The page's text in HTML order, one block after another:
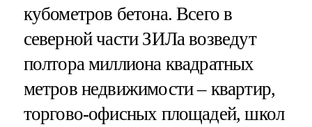
кубометров бетона. Всего в
северной части ЗИЛа возведут
полтора миллиона квадратных
метров недвижимости – квартир,
торгово-офисных площадей, школ